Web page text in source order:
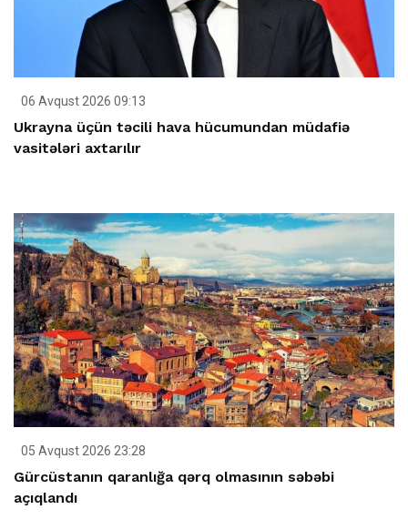
06 Avqust 2026 09:13
Ukrayna üçün təcili hava hücumundan müdafiə
vasitələri axtarılır
05 Avqust 2026 23:28
Gürcüstanın qaranlığa qərq olmasının səbəbi
açıqlandı